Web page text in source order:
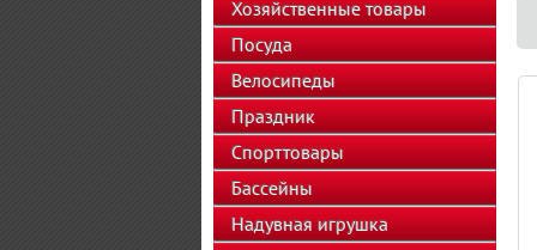
Хозяйственные товары
Посуда
Велосипеды
Праздник
Спорттовары
Бассейны
Надувная игрушка